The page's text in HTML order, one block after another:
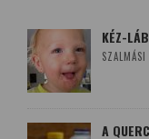
KÉZ-
A